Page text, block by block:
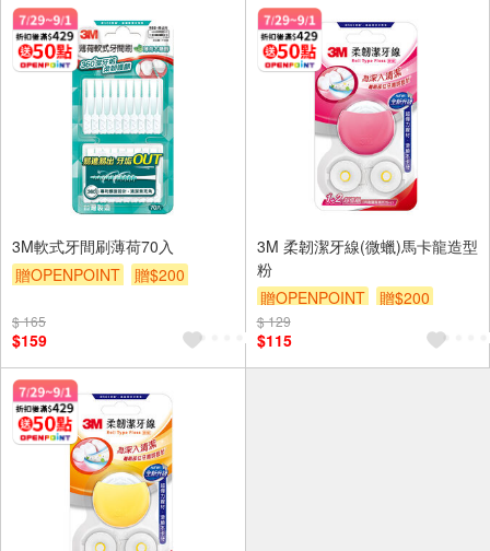
3M軟式牙間刷薄荷70入
贈OPENPOINT
贈$200
$ 165
$159
3M 柔韌潔牙線(微蠟)馬卡龍造型
粉
贈OPENPOINT
贈$200
$ 129
$115